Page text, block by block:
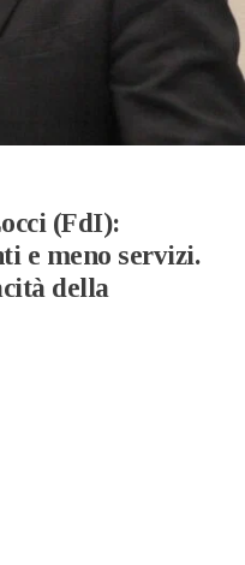
(FdI):
e meno servizi.
della